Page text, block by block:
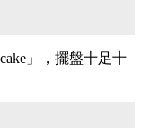
」，擺盤十足十